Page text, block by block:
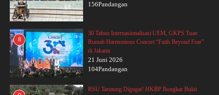
156Pandangan
8
30 Tahun Internasionalisasi UEM, GKPS Tuan
Rumah Harmonious Concert “Faith Beyond Fear”
di Jakarta
21 Juni 2026
104Pandangan
RSU Tarutung Digugat! HKBP Bongkar Bukti